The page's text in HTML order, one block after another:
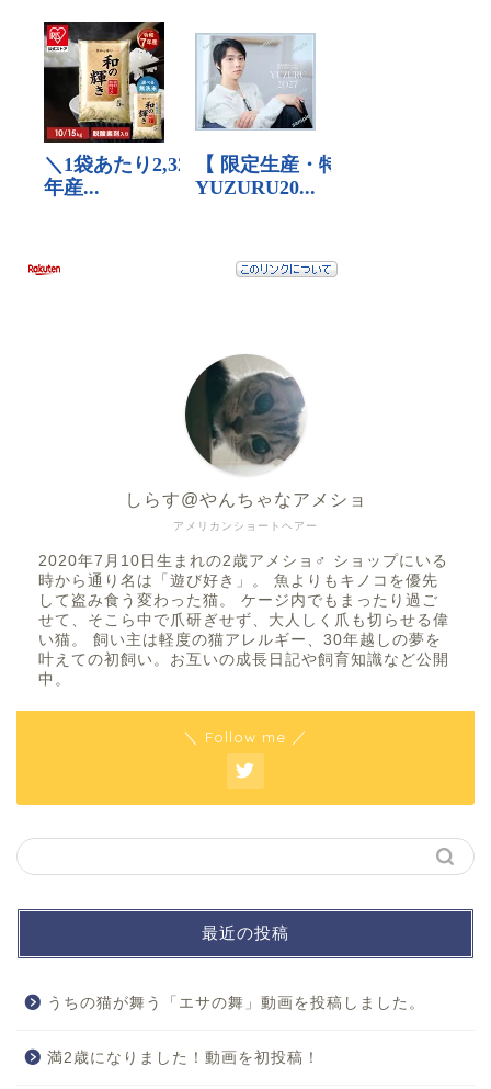
アメリカンショートヘアー
しらす@やんちゃなアメショ
2020年7月10日生まれの2歳アメショ♂ ショップにいる
時から通り名は「遊び好き」。 魚よりもキノコを優先
して盗み食う変わった猫。 ケージ内でもまったり過ご
せて、そこら中で爪研ぎせず、大人しく爪も切らせる偉
い猫。 飼い主は軽度の猫アレルギー、30年越しの夢を
叶えての初飼い。お互いの成長日記や飼育知識など公開
中。
＼ Follow me ／
最近の投稿
うちの猫が舞う「エサの舞」動画を投稿しました。
満2歳になりました！動画を初投稿！